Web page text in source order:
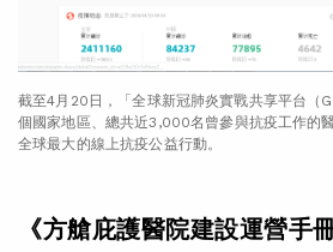
截至4月20日，「全球新冠肺炎實戰共享平台（
個國家地區、總共近3,000名曾參與抗疫工作的
全球最大的線上抗疫公益行動。
《方艙庇護醫院建設運營手